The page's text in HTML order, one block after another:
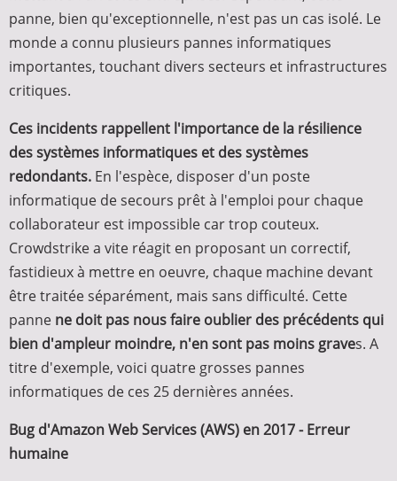
panne, bien qu'exceptionnelle, n'est pas un cas isolé. Le
monde a connu plusieurs pannes informatiques
importantes, touchant divers secteurs et infrastructures
critiques.
Ces incidents rappellent l'importance de la résilience
des systèmes informatiques et des systèmes
redondants. En l'espèce, disposer d'un poste
informatique de secours prêt à l'emploi pour chaque
collaborateur est impossible car trop couteux.
Crowdstrike a vite réagit en proposant un correctif,
fastidieux à mettre en oeuvre, chaque machine devant
être traitée séparément, mais sans difficulté. Cette
panne ne doit pas nous faire oublier des précédents qui
bien d'ampleur moindre, n'en sont pas moins graves. A
titre d'exemple, voici quatre grosses pannes
informatiques de ces 25 dernières années.
Bug d'Amazon Web Services (AWS) en 2017 - Erreur
humaine